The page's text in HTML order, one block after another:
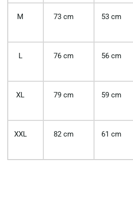
M 73 cm 53 cm
L 76 cm 56 cm
XL 79 cm 59 cm
XXL 82 cm 61 cm